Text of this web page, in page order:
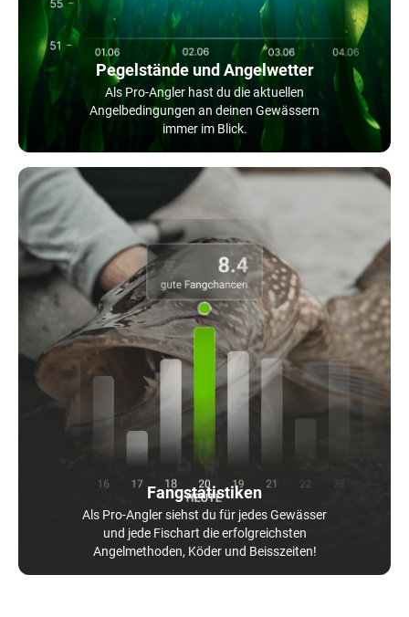
Pegelstände und Angelwetter
Als Pro-Angler hast du die aktuellen
Angelbedingungen an deinen Gewässern
immer im Blick.
Fangstatistiken
Als Pro-Angler siehst du für jedes Gewässer
und jede Fischart die erfolgreichsten
Angelmethoden, Köder und Beisszeiten!